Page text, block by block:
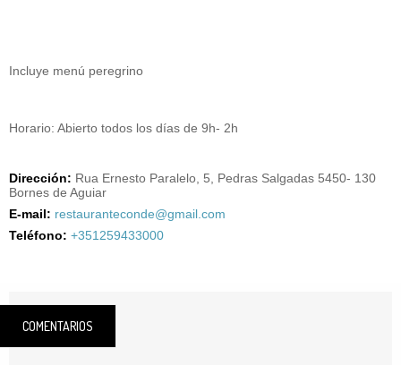
Incluye menú peregrino
Horario: Abierto todos los días de 9h- 2h
Dirección: Rua Ernesto Paralelo, 5, Pedras Salgadas 5450- 130
Bornes de Aguiar
E-mail: restauranteconde@gmail.com
Teléfono: +351259433000
COMENTARIOS